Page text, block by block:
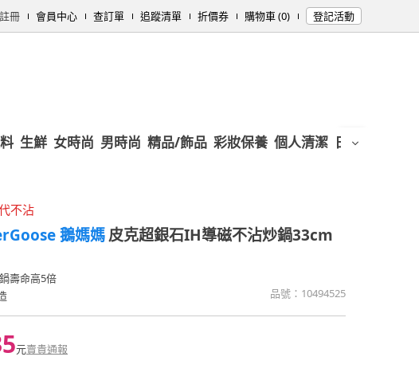
註冊 會員中心 查訂單 追蹤清單 折價券 購物車 (0) 登記活動
生鮮 女時尚 男時尚 精品/飾品 彩妝保養 個人清潔 日用/紙品
不沾
鵝媽媽皮克超銀石IH導磁不沾炒鍋33cm
壽命高5倍
品號： 10494525
元賣貴通報